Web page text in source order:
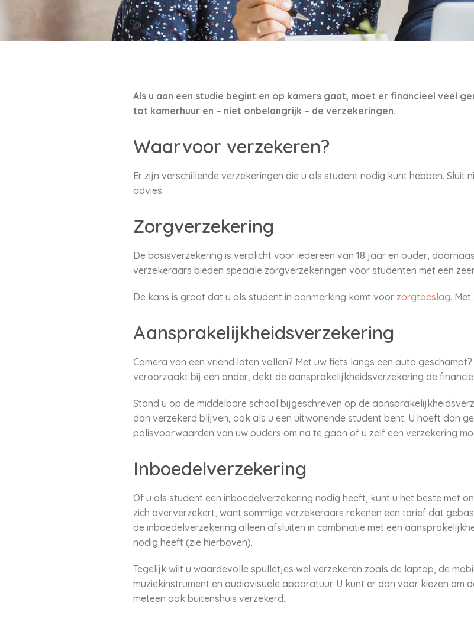
Als u aan een studie begint en op kamers gaat, moet er financieel veel
tot kamerhuur en – niet onbelangrijk – de verzekeringen.
Waarvoor verzekeren?
Er zijn verschillende verzekeringen die u als student nodig kunt hebben. Sluit
advies.
Zorgverzekering
De basisverzekering is verplicht voor iedereen van 18 jaar en ouder,
verzekeraars bieden speciale zorgverzekeringen voor studenten met een
De kans is groot dat u als student in aanmerking komt voor zorgtoeslag.
Aansprakelijkheidsverzekering
Camera van een vriend laten vallen? Met uw fiets langs een auto
veroorzaakt bij een ander, dekt de aansprakelijkheidsverzekering de
Stond u op de middelbare school bijgeschreven op de
dan verzekerd blijven, ook als u een uitwonende student bent. U hoeft dan
polisvoorwaarden van uw ouders om na te gaan of u zelf een verzekering
Inboedelverzekering
Of u als student een inboedelverzekering nodig heeft, kunt u het beste met
zich oververzekert, want sommige verzekeraars rekenen een tarief dat
de inboedelverzekering alleen afsluiten in combinatie met een
nodig heeft (zie hierboven).
Tegelijk wilt u waardevolle spulletjes wel verzekeren zoals de laptop, de
muziekinstrument en audiovisuele apparatuur. U kunt er dan voor kiezen om
meteen ook buitenshuis verzekerd.